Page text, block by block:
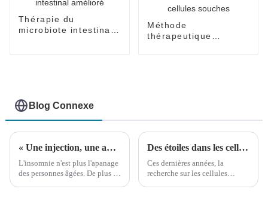
Thérapie du
microbiote intestinal
Méthode
thérapeutique
Blog Connexe
« Une injection, une année de sommeil ; promet de sauver 300 millions de patients souffrant d'insomnie chronique. »
L'insomnie n'est plus l'apanage
des personnes âgées. De plus en
Des étoiles dans les cellules souches ! Recherche clinique et application des cellules souches mésenchymateuses du cordon ombilical
Ces dernières années, la
recherche sur les cellules